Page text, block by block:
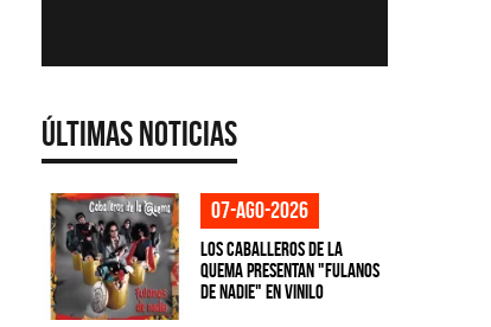
Últimas Noticias
07-ago-2026
Los Caballeros de la
Quema presentan "Fulanos
de Nadie" en vinilo